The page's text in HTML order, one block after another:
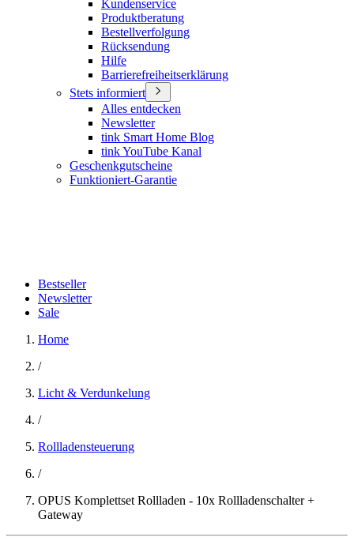
Kundenservice
Produktberatung
Bestellverfolgung
Rücksendung
Hilfe
Barrierefreiheitserklärung
Stets informiert
Alles entdecken
Newsletter
tink Smart Home Blog
tink YouTube Kanal
Geschenkgutscheine
Funktioniert-Garantie
Bestseller
Newsletter
Sale
Home
/
Licht & Verdunkelung
/
Rollladensteuerung
/
OPUS Komplettset Rollladen - 10x Rollladenschalter +
Gateway